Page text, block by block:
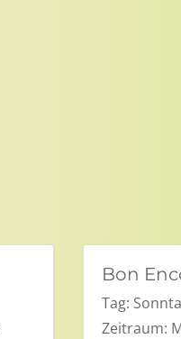
Bon
Tag:
Zeitraum: